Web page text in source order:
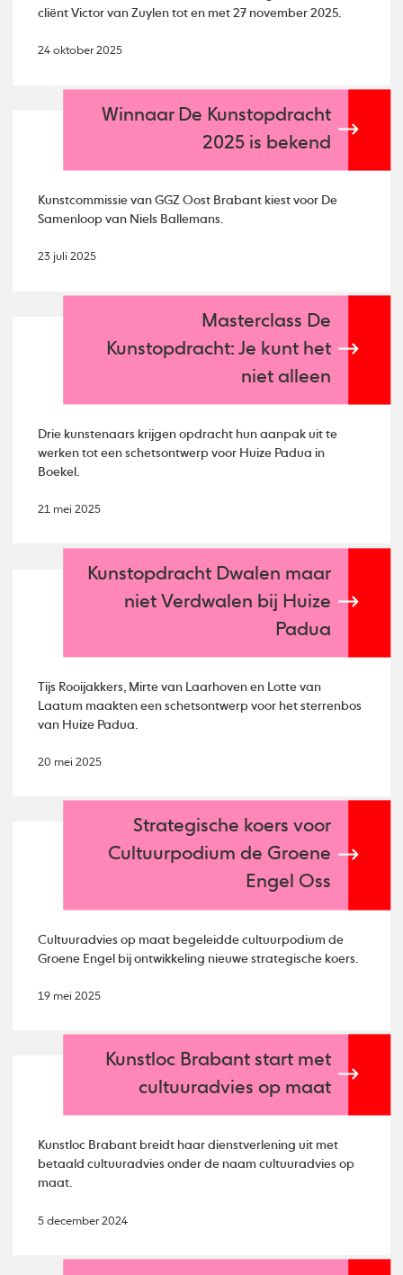
cliënt Victor van Zuylen tot en met 27 november 2025.
24 oktober 2025
Winnaar De Kunstopdracht
2025 is bekend
Kunstcommissie van GGZ Oost Brabant kiest voor De
Samenloop van Niels Ballemans.
23 juli 2025
Masterclass De
Kunstopdracht: Je kunt het
niet alleen
Drie kunstenaars krijgen opdracht hun aanpak uit te
werken tot een schetsontwerp voor Huize Padua in
Boekel.
21 mei 2025
Kunstopdracht Dwalen maar
niet Verdwalen bij Huize
Padua
Tijs Rooijakkers, Mirte van Laarhoven en Lotte van
Laatum maakten een schetsontwerp voor het sterrenbos
van Huize Padua.
20 mei 2025
Strategische koers voor
Cultuurpodium de Groene
Engel Oss
Cultuuradvies op maat begeleidde cultuurpodium de
Groene Engel bij ontwikkeling nieuwe strategische koers.
19 mei 2025
Kunstloc Brabant start met
cultuuradvies op maat
Kunstloc Brabant breidt haar dienstverlening uit met
betaald cultuuradvies onder de naam cultuuradvies op
maat.
5 december 2024